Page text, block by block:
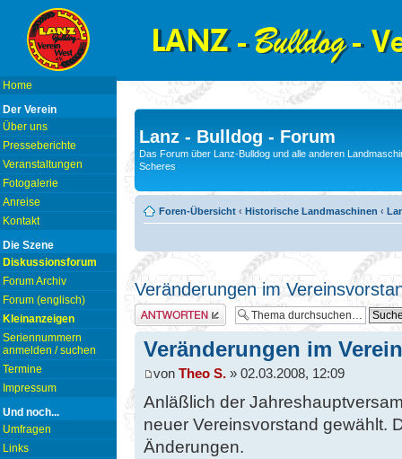
Home
Der Verein
Über uns
Presseberichte
Veranstaltungen
Fotogalerie
Anreise
Kontakt
Die Szene
Diskussionsforum
Forum Archiv
Forum (englisch)
Kleinanzeigen
Seriennummern
anmelden / suchen
Termine
Impressum
Und noch...
Umfragen
Links
Lanz - Bulldog - Forum
Das Forum über Lanz-Bulldog und alle anderen
Scheres
Foren-Übersicht ‹ Historische Landmaschinen ‹
Veränderungen im
Antwort erstellen
Veränderungen im
von Theo S. » 02.03.2008, 12:09
Anläßlich der
neuer Vereinsvorstand gewählt.
Änderungen.